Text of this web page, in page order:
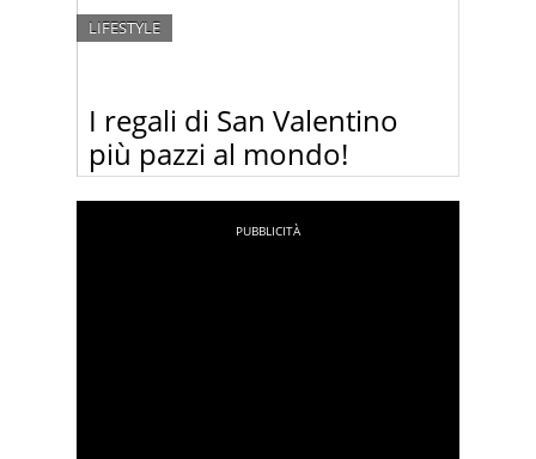
I regali di San Valentino
più pazzi al mondo!
LIFESTYLE